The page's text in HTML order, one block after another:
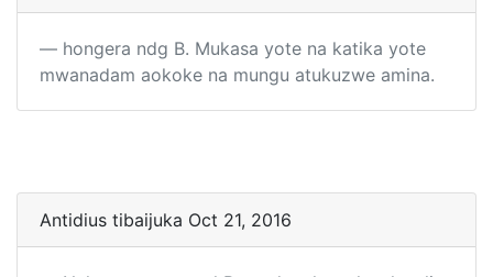
hongera ndg B. Mukasa yote na katika yote
mwanadam aokoke na mungu atukuzwe amina.
Antidius tibaijuka Oct 21, 2016